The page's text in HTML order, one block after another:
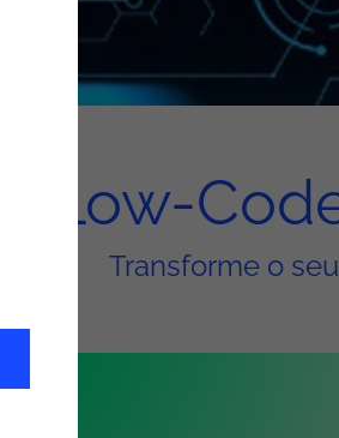
Low-
Transforme o